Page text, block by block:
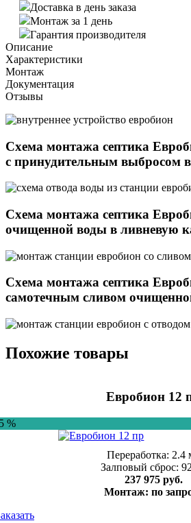
Доставка в день заказа
Монтаж за 1 день
Гарантия производителя
Описание
Характеристики
Монтаж
Документация
Отзывы
Схема монтажа септика
с принудительным выбросом
Схема монтажа септика
очищенной воды в ливневую
Схема монтажа септика
самотечным сливом
Похожие товары
Евробион 12
%
Переработка: 2.4
Залповый сброс:
237 975 руб.
Монтаж: по